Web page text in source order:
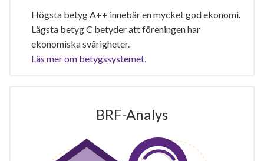
Högsta betyg A++ innebär en mycket god ekonomi.
Lägsta betyg C betyder att föreningen har
ekonomiska svårigheter.
Läs mer om betygssystemet.
BRF-Analys